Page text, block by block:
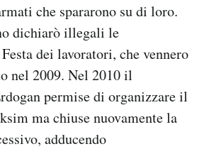
che spararono su di loro.
dichiarò illegali le
dei lavoratori, che vennero
nel 2009. Nel 2010 il
permise di organizzare il
ma chiuse nuovamente la
adducendo